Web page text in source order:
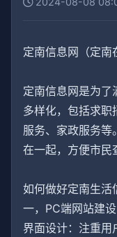
定南信息网（定南
定南信息网是为了
多样化，包括求职
服务、家政服务等
在一起，方便市民
如何做好定南生活
一，PC端网站建设
界面设计：注重用